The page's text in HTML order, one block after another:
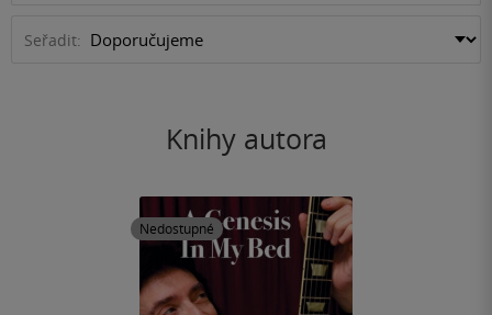
Seřadit:
Knihy autora
Nedostupné